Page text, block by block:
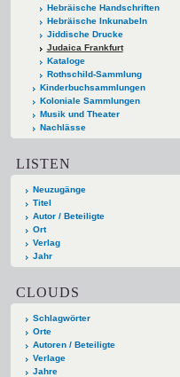
Hebräische Handschriften
Hebräische Inkunabeln
Jiddische Drucke
Judaica Frankfurt
Kataloge
Rothschild-Sammlung
Kinderbuchsammlungen
Koloniale Sammlungen
Musik und Theater
Nachlässe
LISTEN
Neuzugänge
Titel
Autor / Beteiligte
Ort
Verlag
Jahr
CLOUDS
Schlagwörter
Orte
Autoren / Beteiligte
Verlage
Jahre